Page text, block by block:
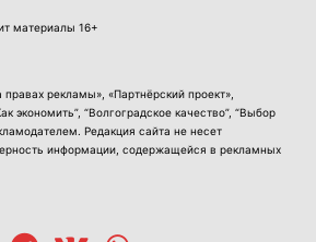
материалы 16+
рекламы», «Партнёрский проект»,
экономить”, “Волгоградское качество”, “Выбор
Редакция сайта не несет
информации, содержащейся в рекламных